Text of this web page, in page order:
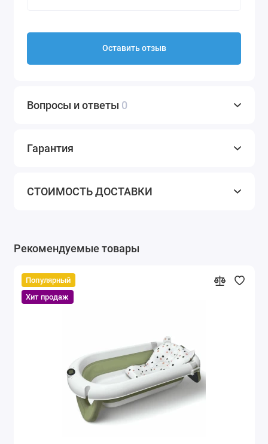
Оставить отзыв
Вопросы и ответы 0
Гарантия
СТОИМОСТЬ ДОСТАВКИ
Рекомендуемые товары
Популярный
Хит продаж